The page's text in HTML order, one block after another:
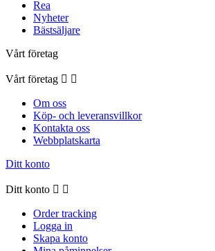
Rea
Nyheter
Bästsäljare
Vårt företag
Vårt företag  
Om oss
Köp- och leveransvillkor
Kontakta oss
Webbplatskarta
Ditt konto
Ditt konto  
Order tracking
Logga in
Skapa konto